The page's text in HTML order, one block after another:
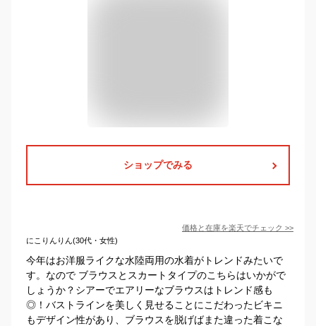
ショップでみる
価格と在庫を楽天でチェック >>
にこりんりん(30代・女性)
今年はお洋服ライクな水陸両用の水着がトレンドみたいで
す。なので ブラウスとスカートタイプのこちらはいかがで
しょうか？シアーでエアリーなブラウスはトレンド感も
◎！バストラインを美しく見せることにこだわったビキニ
もデザイン性があり、ブラウスを脱げばまた違った着こな